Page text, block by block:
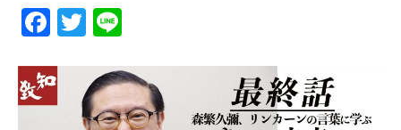
F
a
c
e
T
w
itt
er
e